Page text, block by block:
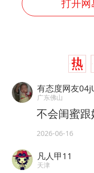
打开网
有态度网友
广东佛山
不会闺蜜跟
2026-06-16
凡人甲11
天津